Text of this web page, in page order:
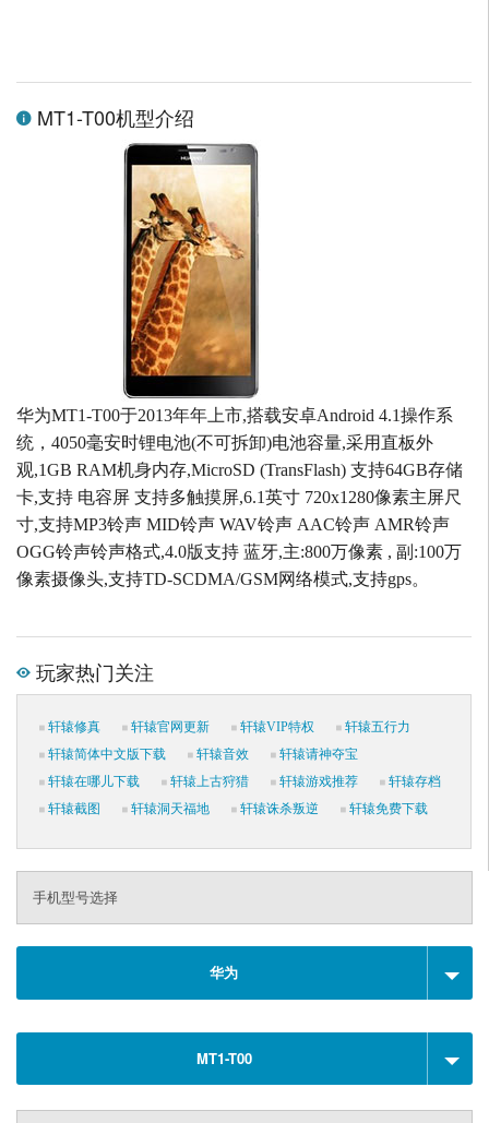
MT1-T00机型介绍
华为MT1-T00于2013年年上市,搭载安卓Android 4.1操作系
统，4050毫安时锂电池(不可拆卸)电池容量,采用直板外
观,1GB RAM机身内存,MicroSD (TransFlash) 支持64GB存储
卡,支持 电容屏 支持多触摸屏,6.1英寸 720x1280像素主屏尺
寸,支持MP3铃声 MID铃声 WAV铃声 AAC铃声 AMR铃声
OGG铃声铃声格式,4.0版支持 蓝牙,主:800万像素 , 副:100万
像素摄像头,支持TD-SCDMA/GSM网络模式,支持gps。
玩家热门关注
轩辕修真 轩辕官网更新 轩辕VIP特权
轩辕五行力
轩辕简体中文版下载
轩辕音效
轩辕请神夺宝
轩辕在哪儿下载
轩辕上古狩猎 轩辕游戏推荐
轩辕存档
轩辕截图
轩辕洞天福地 轩辕诛杀叛逆 轩辕免费下载
手机型号选择
华为
MT1-T00